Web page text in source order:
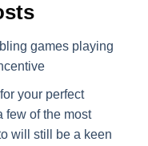
games playing
your perfect
few of the most
will still be a keen